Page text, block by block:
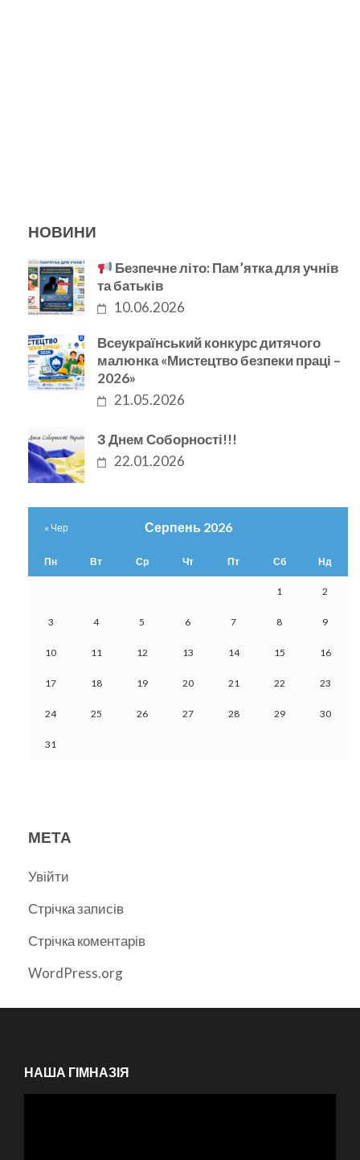
НОВИНИ
Безпечне літо: Пам’ятка для учнів
та батьків
10.06.2026
Всеукраїнський конкурс дитячого
малюнка «Мистецтво безпеки праці –
2026»
21.05.2026
З Днем Соборності!!!
22.01.2026
Серпень 2026
Пн Вт Ср Чт Пт Сб Нд
1 2
3 4 5 6 7 8 9
10 11 12 13 14 15 16
17 18 19 20 21 22 23
24 25 26 27 28 29 30
31
« Чер
МЕТА
Увійти
Стрічка записів
Стрічка коментарів
WordPress.org
НАША ГІМНАЗІЯ